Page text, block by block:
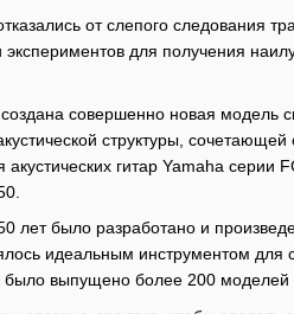
от слепого следования
экспериментов для получения
совершенно новая модель
структуры,
акустических гитар Yamaha серии
лет было разработано и
идеальным инструментом
было выпущено более 200 моделей